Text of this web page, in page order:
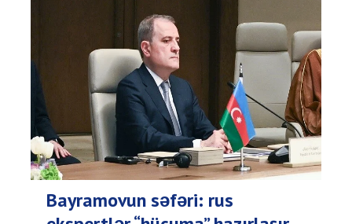
Bayramovun səfəri: rus